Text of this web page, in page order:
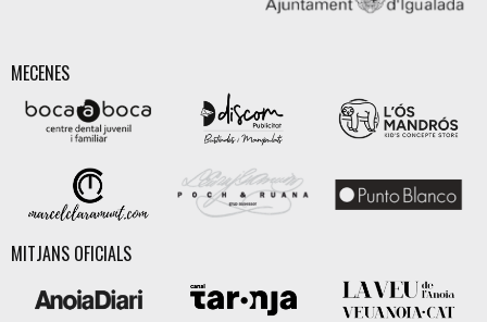
MECENES
MITJANS OFICIALS